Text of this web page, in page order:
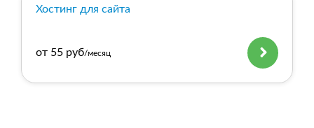
Хостинг для сайта
от 55 руб/месяц